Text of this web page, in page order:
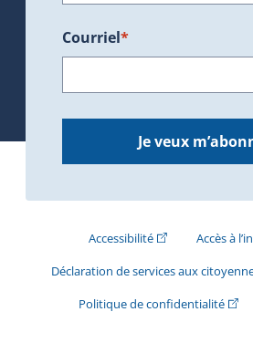
Courriel*
Je veux
Accessibilité(Cet hyperlien
Accès à
Déclaration de services aux
Politique de confidentialité(Cet